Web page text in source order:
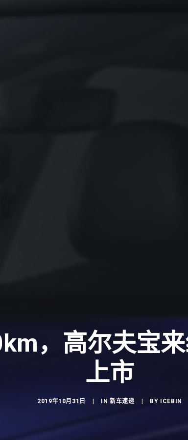
，高尔夫宝
上市
2019年10月31日 IN新车速递 BY ICEBIN